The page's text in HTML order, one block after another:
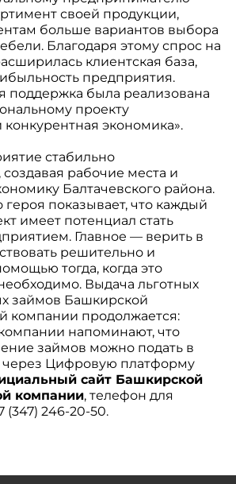
своей продукции,
больше вариантов выбора
Благодаря этому спрос на
клиентская база,
предприятия.
поддержка была реализована
проекту
экономика».
стабильно
рабочие места и
Балтачевского района.
показывает, что каждый
имеет потенциал стать
Главное — верить в
решительно и
тогда, когда это
Выдача льготных
займов Башкирской
компании продолжается:
напоминают, что
займов можно подать в
Цифровую платформу
сайт Башкирской
компании, телефон для
(347) 246-20-50.